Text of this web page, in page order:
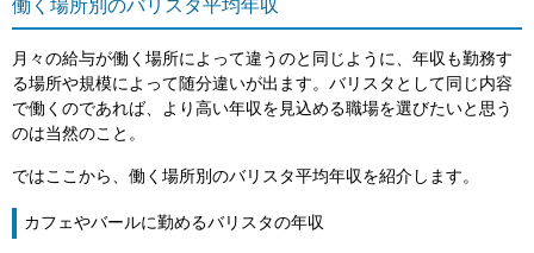
働く場所別のバリスタ平均年収
月々の給与が働く場所によって違うのと同じように、年収も勤務す
る場所や規模によって随分違いが出ます。バリスタとして同じ内容
で働くのであれば、より高い年収を見込める職場を選びたいと思う
のは当然のこと。
ではここから、働く場所別のバリスタ平均年収を紹介します。
カフェやバールに勤めるバリスタの年収